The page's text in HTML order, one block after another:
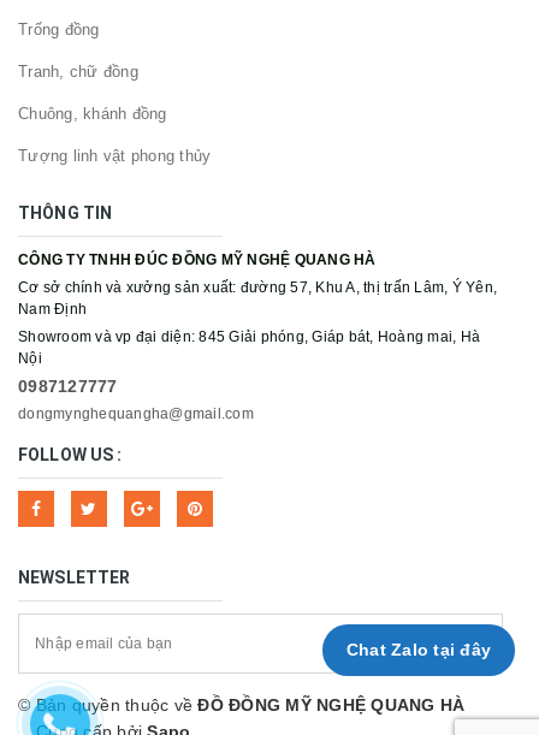
Trống đồng
Tranh, chữ đồng
Chuông, khánh đồng
Tượng linh vật phong thủy
THÔNG TIN
CÔNG TY TNHH ĐÚC ĐỒNG MỸ NGHỆ QUANG HÀ
Cơ sở chính và xưởng sản xuất: đường 57, Khu A, thị trấn Lâm, Ý Yên,
Nam Định
Showroom và vp đại diện: 845 Giải phóng, Giáp bát, Hoàng mai, Hà
Nội
0987127777
dongmynghequangha@gmail.com
FOLLOW US :
NEWSLETTER
© Bản quyền thuộc vềĐỒ ĐỒNG MỸ NGHỆ QUANG HÀ
Chat Zalo tại đây